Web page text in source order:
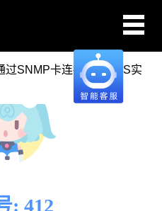
过SNMP卡连接群晖NAS实